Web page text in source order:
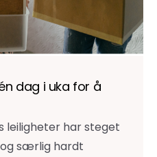
dag i uka for å
leiligheter har steget
særlig hardt